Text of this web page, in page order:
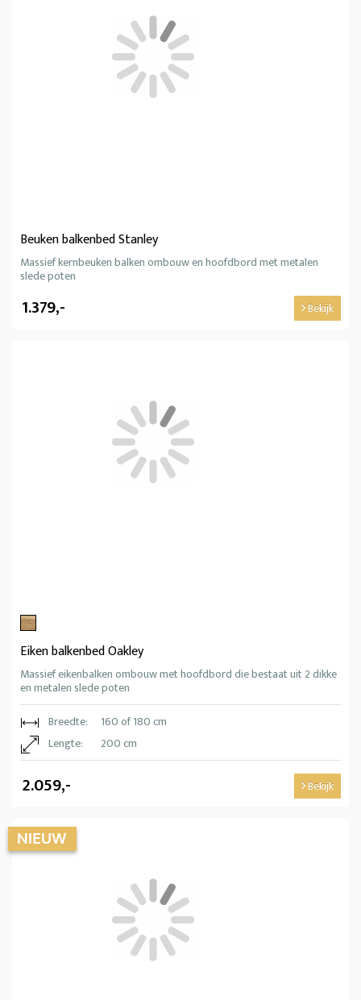
Beuken balkenbed Stanley
Massief kernbeuken balken ombouw en hoofdbord met metalen
slede poten
1.379,- Bekijk
Eiken balkenbed Oakley
Massief eikenbalken ombouw met hoofdbord die bestaat uit 2 dikke
en metalen slede poten
Breedte:
160 of 180 cm
Lengte:
200 cm
2.059,- Bekijk